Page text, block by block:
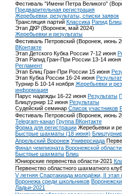
Фестиваль "Имени Петра Великого"
Предварительная регистрация
Жеребьевки, результаты, списки заявок
Трансляция партий Классика Рапид Блиц
Этап ДКР (Воронеж, май 2024)
Жеребьевки и результаты
Фестиваль Петровский (Воронеж, июнь
ВКонтакте
Этап Детского Кубка России 7-12 июня
Этап Рапид Гран-При России 13-14 июня
Регламент
Этап Блиц Гран-При России 15 июня
Этап Кубка России 16-24 июня
Турнир Б 10-14 ноября Жеребьевки и
информация
Парус надежды 16-22 июня Результаты
Блицтурнир 12 июня Результаты
Судейский семинар Список участников
Фестиваль Петровский (Воронеж, июнь
Telegram-канал Группа ВКонтакте
Форма для регистрации Жеребьевки и
Быстрые шахматы (18 июня)
Апрельский Воронеж Универсиада
Финал чемпионата Воронежской
Быстрые шахматы Блиц
Юниорские первенства области-2021
Первенство областного шахматного
V летняя Спартакиада молодёжи, II
Воронежа среди школьников
Ладьи-2021